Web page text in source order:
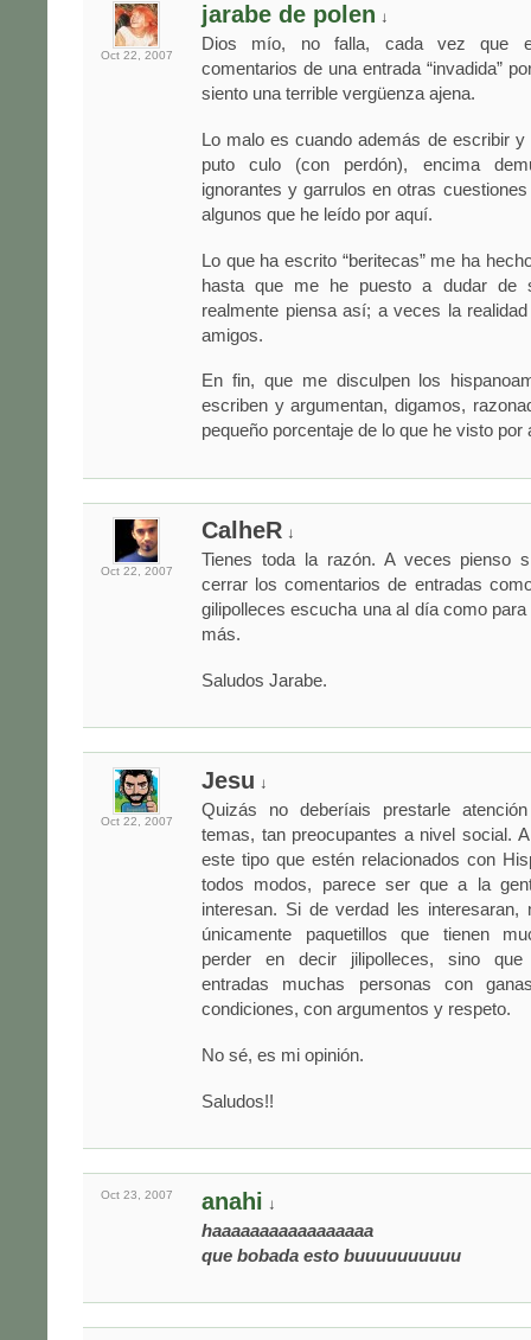
Oct 22, 2007
jarabe de polen ↓
Dios mío, no falla, cada vez que
comentarios de una entrada “invadida”
siento una terrible vergüenza ajena.
Lo malo es cuando además de escribir
puto culo (con perdón), encima
ignorantes y garrulos en otras
algunos que he leído por aquí.
Lo que ha escrito “beritecas” me ha
hasta que me he puesto a dudar de
realmente piensa así; a veces la
amigos.
En fin, que me disculpen los
escriben y argumentan, digamos,
pequeño porcentaje de lo que he visto por
Oct 22, 2007
CalheR ↓
Tienes toda la razón. A veces pienso
cerrar los comentarios de entradas
gilipolleces escucha una al día como
más.
Saludos Jarabe.
Oct 22, 2007
Jesu ↓
Quizás no deberíais prestarle
temas, tan preocupantes a nivel social.
este tipo que estén relacionados con
todos modos, parece ser que a la
interesan. Si de verdad les interesaran,
únicamente paquetillos que tienen
perder en decir jilipolleces, sino que
entradas muchas personas con
condiciones, con argumentos y respeto.
No sé, es mi opinión.
Saludos!!
Oct 23, 2007 anahi ↓
haaaaaaaaaaaaaaaaa
que bobada esto buuuuuuuuuu